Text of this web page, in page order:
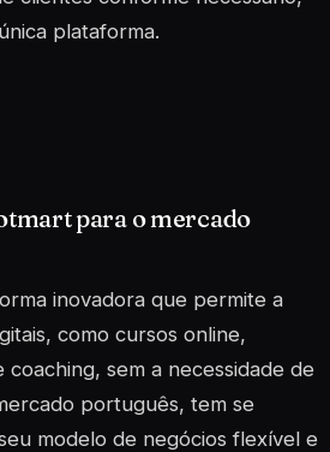
plataforma.
para o mercado
inovadora que permite a
como cursos online,
sem a necessidade de
português, tem se
modelo de negócios flexível e